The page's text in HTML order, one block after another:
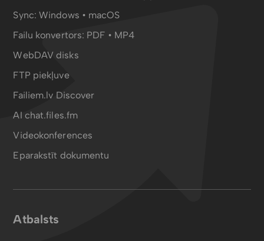
Sync:Windows • macOS
Failu konvertors: PDF • MP4
WebDAV disks
FTP piekļuve
Failiem.lv Discover
AI chat.files.fm
Videokonferences
Eparakstīt dokumentu
Atbalsts